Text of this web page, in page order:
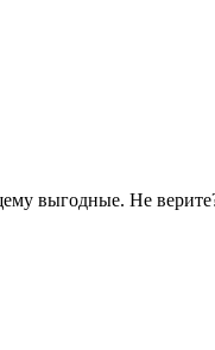
выгодные. Не